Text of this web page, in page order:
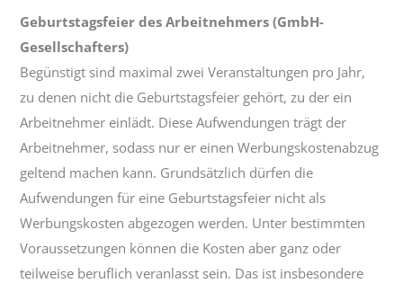
Geburtstagsfeier des Arbeitnehmers (GmbH-
Gesellschafters)
Begünstigt sind maximal zwei Veranstaltungen pro Jahr,
zu denen nicht die Geburtstagsfeier gehört, zu der ein
Arbeitnehmer einlädt. Diese Aufwendungen trägt der
Arbeitnehmer, sodass nur er einen Werbungskostenabzug
geltend machen kann. Grundsätzlich dürfen die
Aufwendungen für eine Geburtstagsfeier nicht als
Werbungskosten abgezogen werden. Unter bestimmten
Voraussetzungen können die Kosten aber ganz oder
teilweise beruflich veranlasst sein. Das ist insbesondere